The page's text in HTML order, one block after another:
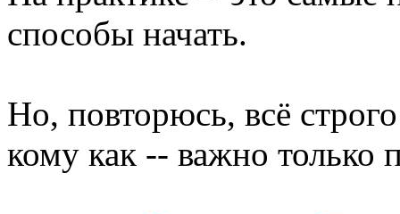
способы начать.
Но, повторюсь, всё
кому как -- важно только